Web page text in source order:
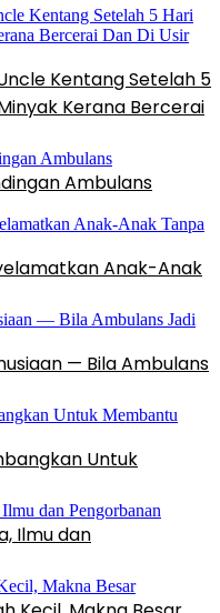
Kentang Setelah 5
Kerana Bercerai
Ambulans
Anak-Anak
— Bila Ambulans
Untuk
Ilmu dan